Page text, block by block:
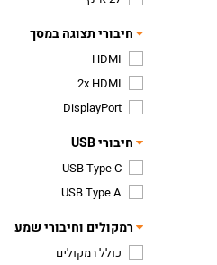
חיבורי תצוגה במסך
HDMI
2x HDMI
DisplayPort
חיבורי USB
USB Type C
USB Type A
רמקולים וחיבורי שמע
כולל רמקולים